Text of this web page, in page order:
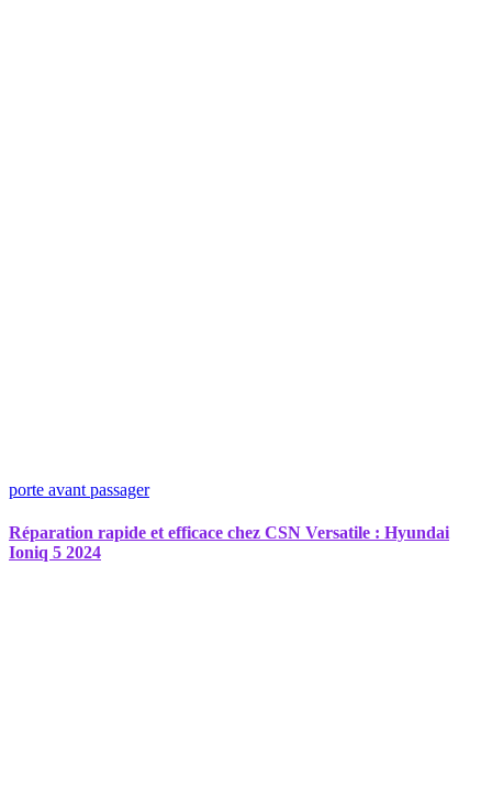
porte avant passager
Réparation rapide et efficace chez CSN Versatile : Hyundai
Ioniq 5 2024